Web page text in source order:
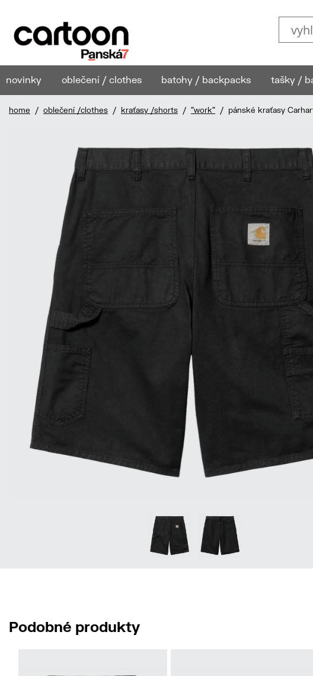
novinky oblečení / clothes batohy / backpacks tašky /
home / oblečení /clothes / kraťasy /shorts / "work" / pánské kraťasy
Podobné produkty